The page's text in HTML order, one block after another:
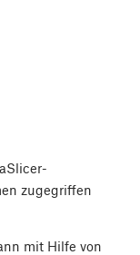
zugegriffen
mit Hilfe von